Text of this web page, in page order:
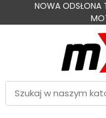
NOWA ODSŁONA